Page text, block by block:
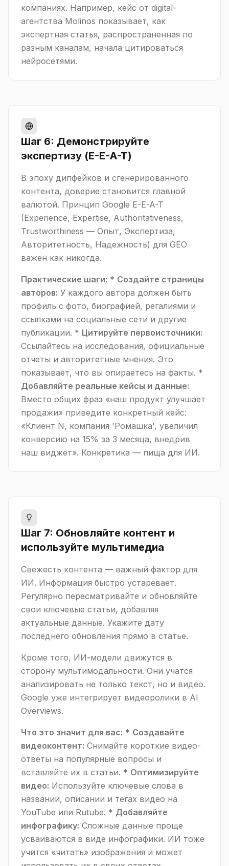
компаниях. Например, кейс от digital-
агентства Molinos показывает, как
экспертная статья, распространенная по
разным каналам, начала цитироваться
нейросетями.
Шаг 6: Демонстрируйте
экспертизу (E-E-A-T)
В эпоху дипфейков и сгенерированного
контента, доверие становится главной
валютой. Принцип Google E-E-A-T
(Experience, Expertise, Authoritativeness,
Trustworthiness — Опыт, Экспертиза,
Авторитетность, Надежность) для GEO
важен как никогда.
Практические шаги: * Создайте страницы
авторов: У каждого автора должен быть
профиль с фото, биографией, регалиями и
ссылками на социальные сети и другие
публикации. * Цитируйте первоисточники:
Ссылайтесь на исследования, официальные
отчеты и авторитетные мнения. Это
показывает, что вы опираетесь на факты. *
Добавляйте реальные кейсы и данные:
Вместо общих фраз «наш продукт улучшает
продажи» приведите конкретный кейс:
«Клиент N, компания 'Ромашка', увеличил
конверсию на 15% за 3 месяца, внедрив
наш виджет». Конкретика — пища для ИИ.
Шаг 7: Обновляйте контент и
используйте мультимедиа
Свежесть контента — важный фактор для
ИИ. Информация быстро устаревает.
Регулярно пересматривайте и обновляйте
свои ключевые статьи, добавляя
актуальные данные. Укажите дату
последнего обновления прямо в статье.
Кроме того, ИИ-модели движутся в
сторону мультимодальности. Они учатся
анализировать не только текст, но и видео.
Google уже интегрирует видеоролики в AI
Overviews.
Что это значит для вас: * Создавайте
видеоконтент: Снимайте короткие видео-
ответы на популярные вопросы и
вставляйте их в статьи. * Оптимизируйте
видео: Используйте ключевые слова в
названии, описании и тегах видео на
YouTube или Rutube. * Добавляйте
инфографику: Сложные данные проще
усваиваются в виде инфографики. ИИ тоже
учится «читать» изображения и может